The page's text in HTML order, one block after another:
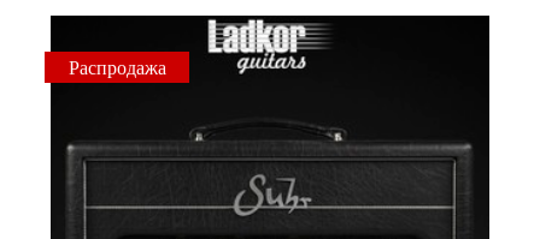
Распродажа